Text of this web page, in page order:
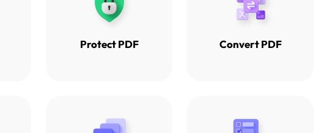
Protect PDF Convert PDF